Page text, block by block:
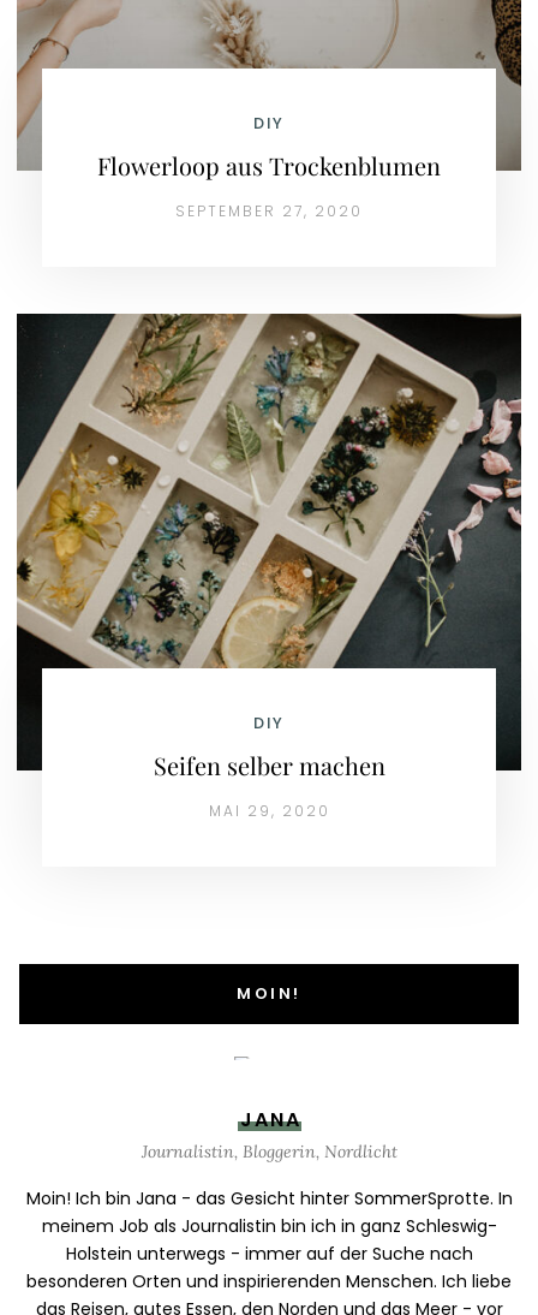
DIY
Flowerloop aus Trockenblumen
SEPTEMBER 27, 2020
DIY
Seifen selber machen
MAI 29, 2020
MOIN!
JANA
Journalistin, Bloggerin, Nordlicht
Moin! Ich bin Jana - das Gesicht hinter SommerSprotte. In
meinem Job als Journalistin bin ich in ganz Schleswig-
Holstein unterwegs - immer auf der Suche nach
besonderen Orten und inspirierenden Menschen. Ich liebe
das Reisen, gutes Essen, den Norden und das Meer - vor